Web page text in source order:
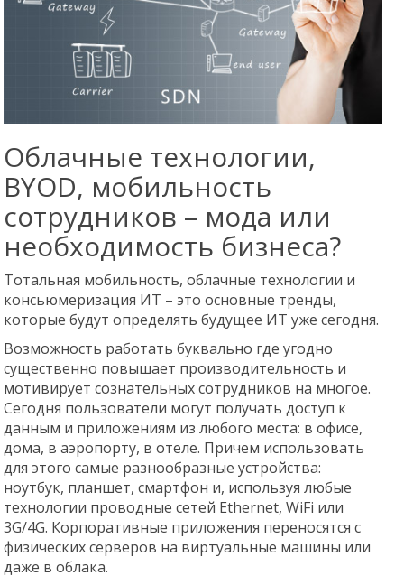
Облачные технологии,
BYOD, мобильность
сотрудников – мода или
необходимость бизнеса?
Тотальная мобильность, облачные технологии и
консьюмеризация ИТ – это основные тренды,
которые будут определять будущее ИТ уже сегодня.
Возможность работать буквально где угодно
существенно повышает производительность и
мотивирует сознательных сотрудников на многое.
Сегодня пользователи могут получать доступ к
данным и приложениям из любого места: в офисе,
дома, в аэропорту, в отеле. Причем использовать
для этого самые разнообразные устройства:
ноутбук, планшет, смартфон и, используя любые
технологии проводные сетей Ethernet, WiFi или
3G/4G. Корпоративные приложения переносятся с
физических серверов на виртуальные машины или
даже в облака.